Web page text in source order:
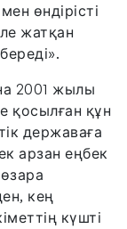
өндірісті
жатқан
2001 жылы
қосылған құн
державаға
арзан еңбек
кең
күшті